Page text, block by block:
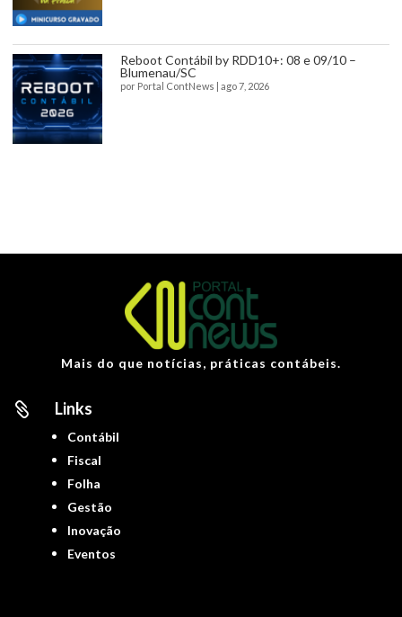
Reboot Contábil by RDD10+: 08 e 09/10 –
Blumenau/SC
por Portal ContNews ago 7, 2026
Mais do que notícias, práticas contábeis.
 Links
Contábil
Fiscal
Folha
Gestão
Inovação
Eventos